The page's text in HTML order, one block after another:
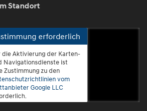
Standort
Koblenz-Güls
erforderlich
die Aktivierung der Karten-
Navigationsdienste ist
Zustimmung zu den
vom
Google LLC